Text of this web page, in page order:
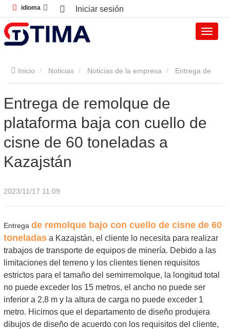
idioma Iniciar sesión
Inicio Noticias Noticias de la empresa
toneladas a Kazajstán
Entrega de remolque de
plataforma baja con cuello de
cisne de 60 toneladas a
Kazajstán
2023/11/17 11:09
Entrega de remolque bajo con cuello de cisne de 60
toneladas a Kazajstán, el cliente lo necesita para realizar
trabajos de transporte de equipos de minería. Debido a las
limitaciones del terreno y los clientes tienen requisitos
estrictos para el tamaño del semirremolque, la longitud total
no puede exceder los 15 metros, el ancho no puede ser
inferior a 2,8 m y la altura de carga no puede exceder 1
metro. Hicimos que el departamento de diseño produjera
dibujos de diseño de acuerdo con los requisitos del cliente,